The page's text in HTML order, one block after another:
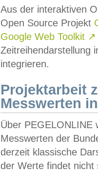
Aus der interaktiven
Open Source Projekt
Google Web Toolkit ↗
Zeitreihendarstellung
integrieren.
Projektarbeit
Messwerten
Über PEGELONLINE
Messwerten der
derzeit klassische
der Werte findet